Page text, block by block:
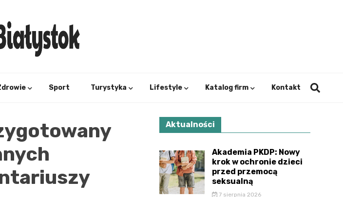
Sport Turystyka Lifestyle Katalog firm Kontakt
Aktualności
Akademia PKDP: Nowy
krok w ochronie dzieci
przed przemocą
seksualną
7 sierpnia 2026